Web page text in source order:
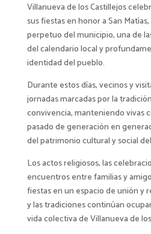
Villanueva de los Castillejos
sus fiestas en honor a San
perpetuo del municipio, una de
del calendario local y
identidad del pueblo.
Durante estos días, vecinos y
jornadas marcadas por la
convivencia, manteniendo vivas
pasado de generación en
del patrimonio cultural y social
Los actos religiosos, las
encuentros entre familias y
fiestas en un espacio de unión y
y las tradiciones continúan
vida colectiva de Villanueva de